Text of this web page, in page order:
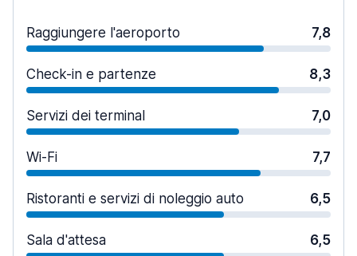
Raggiungere l'aeroporto 7,8
Check-in e partenze 8,3
Servizi dei terminal 7,0
Wi-Fi 7,7
Ristoranti e servizi di noleggio auto 6,5
Sala d'attesa 6,5